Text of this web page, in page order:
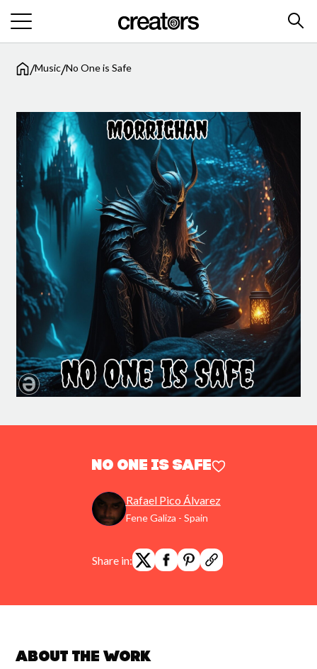
/Music/No One is Safe
No One is Safe
Rafael Pico Álvarez
Fene Galiza - Spain
Share in:
About the work